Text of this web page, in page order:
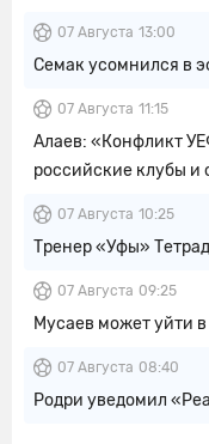
07 Августа 13:00
Семак усомнился в
07 Августа 11:15
Алаев: «Конфликт
российские клубы и
07 Августа 10:25
Тренер «Уфы»
07 Августа 09:25
Мусаев может уйти
07 Августа 08:40
Родри уведомил